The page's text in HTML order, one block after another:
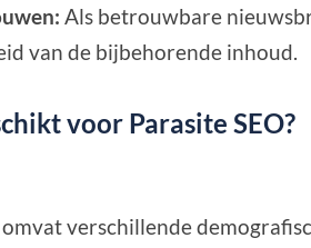
Als betrouwbare
van de bijbehorende inhoud.
voor Parasite SEO?
verschillende